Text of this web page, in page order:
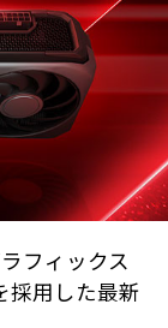
フィックス
採用した最新